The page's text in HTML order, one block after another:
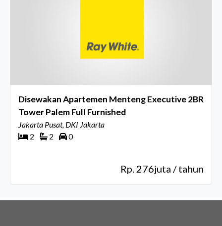
Disewakan Apartemen Menteng Executive 2BR
Tower Palem Full Furnished
Jakarta Pusat, DKI Jakarta
2
2 0
Rp. 276juta / tahun